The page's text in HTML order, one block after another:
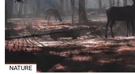
NATURE